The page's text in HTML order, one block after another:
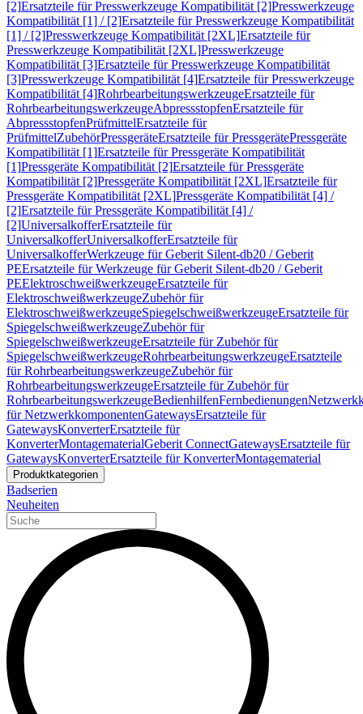
[2]Ersatzteile für Presswerkzeuge Kompatibilität [2]Presswerkzeuge
Kompatibilität [1] / [2]Ersatzteile für Presswerkzeuge Kompatibilität
[1] / [2]Presswerkzeuge Kompatibilität [2XL]Ersatzteile für
Presswerkzeuge Kompatibilität [2XL]Presswerkzeuge
Kompatibilität [3]Ersatzteile für Presswerkzeuge Kompatibilität
[3]Presswerkzeuge Kompatibilität [4]Ersatzteile für Presswerkzeuge
Kompatibilität [4]RohrbearbeitungswerkzeugeErsatzteile für
RohrbearbeitungswerkzeugeAbpressstopfenErsatzteile für
AbpressstopfenPrüfmittelErsatzteile für
PrüfmittelZubehörPressgeräteErsatzteile für PressgerätePressgeräte
Kompatibilität [1]Ersatzteile für Pressgeräte Kompatibilität
[1]Pressgeräte Kompatibilität [2]Ersatzteile für Pressgeräte
Kompatibilität [2]Pressgeräte Kompatibilität [2XL]Ersatzteile für
Pressgeräte Kompatibilität [2XL]Pressgeräte Kompatibilität [4] /
[2]Ersatzteile für Pressgeräte Kompatibilität [4] /
[2]UniversalkofferErsatzteile für
UniversalkofferUniversalkofferErsatzteile für
UniversalkofferWerkzeuge für Geberit Silent-db20 / Geberit
PEErsatzteile für Werkzeuge für Geberit Silent-db20 / Geberit
PEElektroschweißwerkzeugeErsatzteile für
ElektroschweißwerkzeugeZubehör für
ElektroschweißwerkzeugeSpiegelschweißwerkzeugeErsatzteile für
SpiegelschweißwerkzeugeZubehör für
SpiegelschweißwerkzeugeErsatzteile für Zubehör für
SpiegelschweißwerkzeugeRohrbearbeitungswerkzeugeErsatzteile
für RohrbearbeitungswerkzeugeZubehör für
RohrbearbeitungswerkzeugeErsatzteile für Zubehör für
RohrbearbeitungswerkzeugeBedienhilfenFernbedienungen
für NetzwerkkomponentenGatewaysErsatzteile für
GatewaysKonverterErsatzteile für
KonverterMontagematerialGeberit ConnectGatewaysErsatzteile für
GatewaysKonverterErsatzteile für KonverterMontagematerial
Produktkategorien
Badserien
Neuheiten